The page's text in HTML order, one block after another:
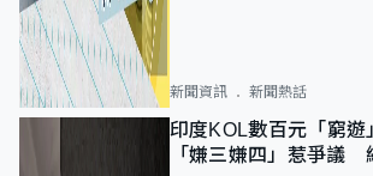
新聞資訊 新聞熱話
印度KOL數百元「窮
「嫌三嫌四」惹爭議